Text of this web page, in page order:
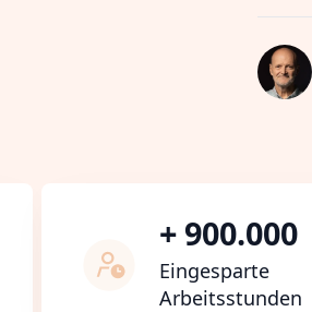
+ 900.000
Eingesparte
Arbeitsstunden